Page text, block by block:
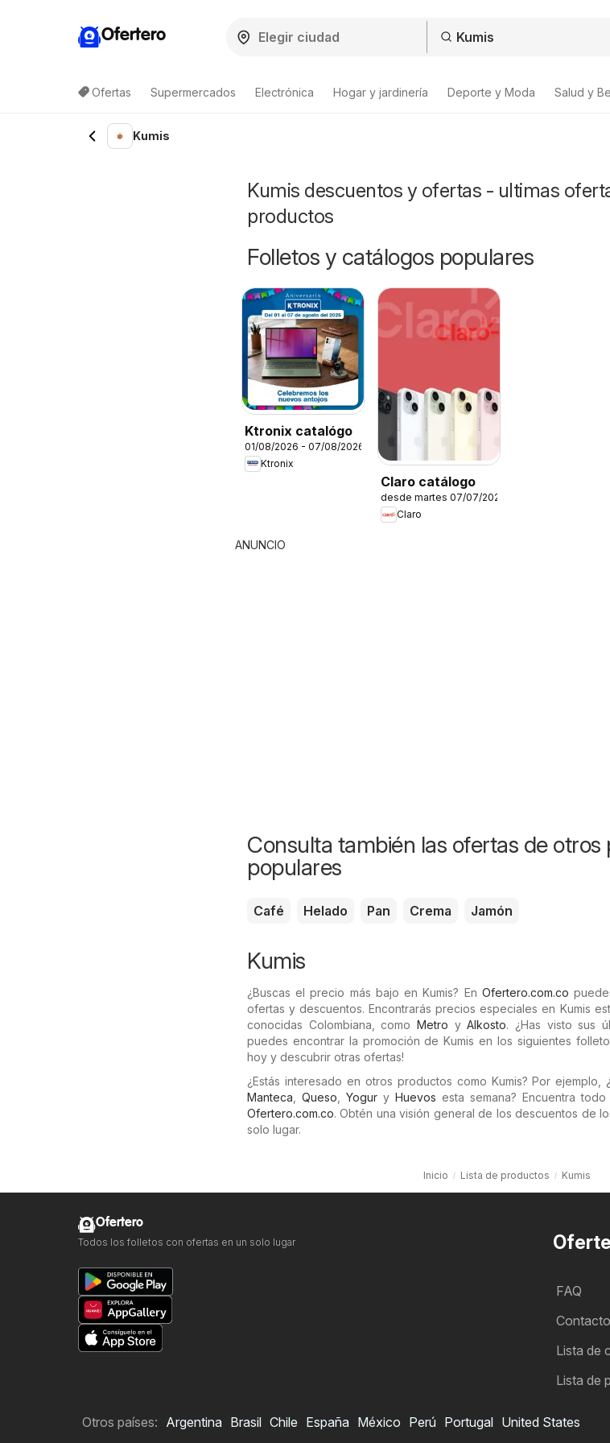
Ofertero
Ofertas Supermercados Electrónica Hogar y jardinería Deporte y Moda Salud y
Kumis
Kumis descuentos y ofertas - ultimas
productos
Folletos y catálogos populares
Ktronix catalógo
01/08/2026 - 07/08/2026
Ktronix
Claro catálogo
desde martes 07/07/2026
Claro
ANUNCIO
Consulta también las ofertas de otros
populares
Café Helado Pan Crema Jamón
Kumis
¿Buscas el precio más bajo en Kumis? En Ofertero.com.co
ofertas y descuentos. Encontrarás precios especiales en Kumis
conocidas Colombiana, como Metro yAlkosto. ¿Has visto sus
puedes encontrar la promoción de Kumis en los siguientes
hoy y descubrir otras ofertas!
¿Estás interesado en otros productos como Kumis? Por ejemplo,
Manteca
Queso Yogur y Huevos esta semana? Encuentra
Ofertero.com.co. Obtén una visión general de los descuentos de
solo lugar.
Inicio Lista de productos Kumis
FAQ
Contacto
Lista de
Lista de
Ofertero
Todos los folletos con ofertas en un solo lugar
Otros países: Argentina Brasil Chile España México Perú Portugal United States